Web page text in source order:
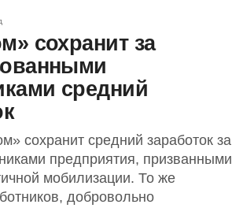
сохранит за
средний
сохранит средний заработок за
предприятия, призванными
мобилизации. То же
добровольно